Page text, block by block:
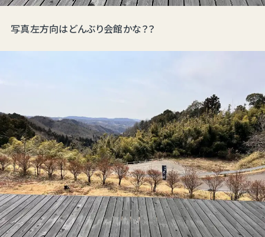
写真左方向はどんぶり会館かな？？